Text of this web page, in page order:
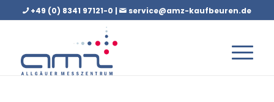
+49 (0) 8341 97121-0 | service@amz-kaufbeuren.de